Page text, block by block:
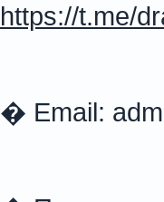
https://t.me/
� Email: